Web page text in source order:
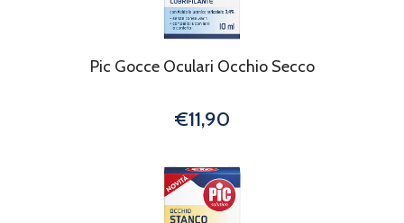
Pic Gocce Oculari Occhio Secco
€11,90